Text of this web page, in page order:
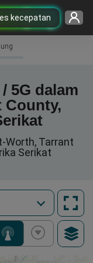
kecepatan
5G dalam
County,
Worth, Tarrant
Serikat